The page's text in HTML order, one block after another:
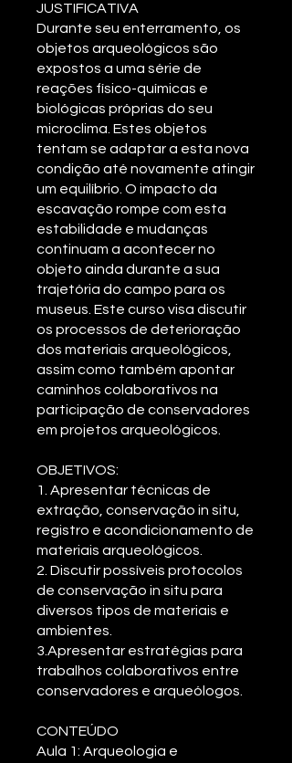
JUSTIFICATIVA
Durante seu enterramento, os
objetos arqueológicos são
expostos a uma série de
reações físico-químicas e
biológicas próprias do seu
microclima. Estes objetos
tentam se adaptar a esta nova
condição até novamente atingir
um equilíbrio. O impacto da
escavação rompe com esta
estabilidade e mudanças
continuam a acontecer no
objeto ainda durante a sua
trajetória do campo para os
museus. Este curso visa discutir
os processos de deterioração
dos materiais arqueológicos,
assim como também apontar
caminhos colaborativos na
participação de conservadores
em projetos arqueológicos.
OBJETIVOS:
1. Apresentar técnicas de
extração, conservação in situ,
registro e acondicionamento de
materiais arqueológicos.
2. Discutir possíveis protocolos
de conservação in situ para
diversos tipos de materiais e
ambientes.
3.Apresentar estratégias para
trabalhos colaborativos entre
conservadores e arqueólogos.
CONTEÚDO
Aula 1: Arqueologia e